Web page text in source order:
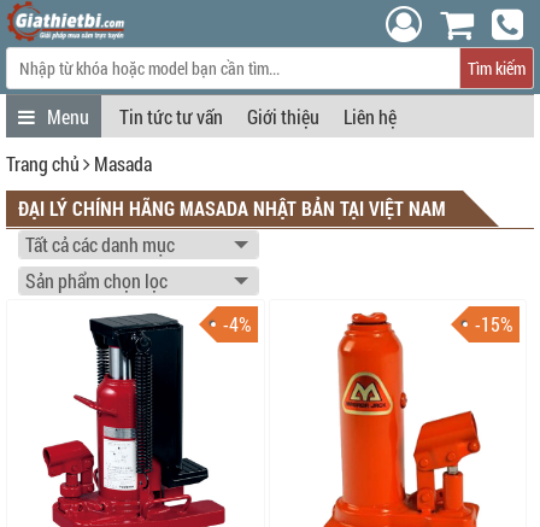
Tìm kiếm
Tin tức tư vấn Giới thiệu
Liên hệ
Trang chủ
Masada
ĐẠI LÝ CHÍNH HÃNG MASADA NHẬT BẢN TẠI VIỆT NAM
-4% -15%